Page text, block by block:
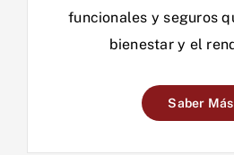
funcionales y seguros
bienestar y el
Saber Más